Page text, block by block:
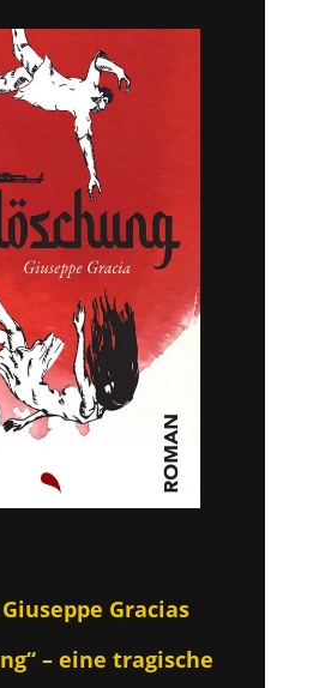
Gracias
– eine tragische